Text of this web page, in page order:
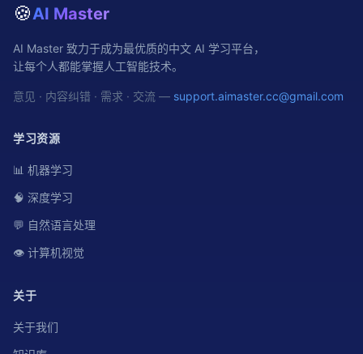
🍪AI Master
AI Master 致力于成为最优质的中文 AI 学习平台，
让每个人都能掌握人工智能技术。
意见 · 内容纠错 · 需求 · 交流 — support.aimaster.cc@gmail.com
学习资源
📊 机器学习
🧠 深度学习
💬 自然语言处理
👁️ 计算机视觉
关于
关于我们